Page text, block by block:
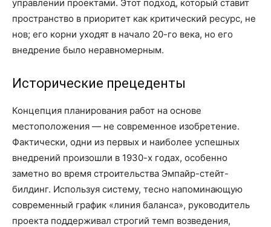
управлении проектами. Этот подход, который ставит
пространство в приоритет как критический ресурс, не
нов; его корни уходят в начало 20-го века, но его
внедрение было неравномерным.
Исторические прецеденты
Концепция планирования работ на основе
местоположения — не современное изобретение.
Фактически, одни из первых и наиболее успешных
внедрений произошли в 1930-х годах, особенно
заметно во время строительства Эмпайр-стейт-
билдинг. Используя систему, тесно напоминающую
современный график «линия баланса», руководитель
проекта поддерживал строгий темп возведения,